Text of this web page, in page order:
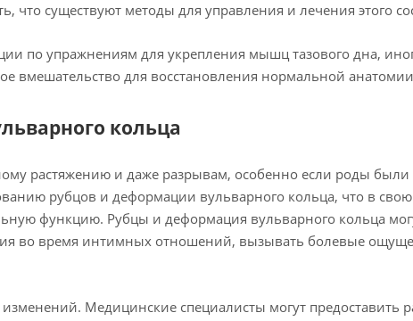
существуют методы для управления и лечения этого
по упражнениям для укрепления мышц тазового дна,
вмешательство для восстановления нормальной
кольца
растяжению и даже разрывам, особенно если роды
рубцов и деформации вульварного кольца, что в
функцию. Рубцы и деформация вульварного кольца
во время интимных отношений, вызывать болевые
Медицинские специалисты могут предоставить